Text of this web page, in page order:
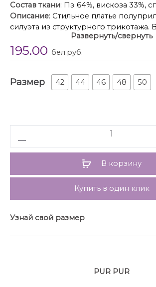
Состав ткани: Пэ 64%, вискоза 33%,
Описание: Стильное платье
силуэта из структурного трикотажа.
горловины – лодочка. Рукава
спущенной линией втачивания плеча,
регуляторами из эластичного
Развернуть/свернуть
195.00 бел.руб.
Размер 42 44 46 48 50
В корзину
Купить в один клик
Узнай свой размер
PUR PUR